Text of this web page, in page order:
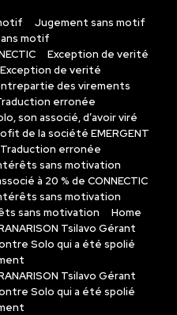
Jugement sans motif
motif
Exception de verité
Exception de verité
des virements
erronée
son associé, d’avoir viré
de la société EMERGENT
Traduction erronée
sans motivation
à 20 % de CONNECTIC
sans motivation
sans motivation
Home
Tsilavo Gérant
Solo qui a été spolié
Tsilavo Gérant
Solo qui a été spolié